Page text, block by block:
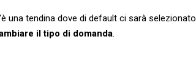
una tendina dove di default ci sarà selezionato
il tipo di domanda.